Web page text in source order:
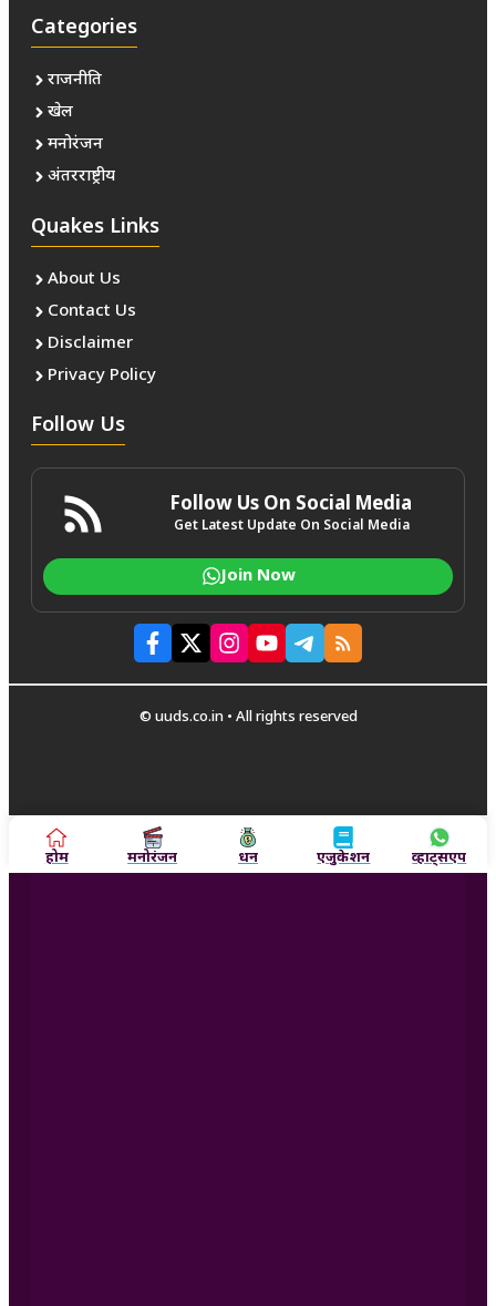
Categories
राजनीति
खेल
मनोरंजन
अंतरराष्ट्रीय
Quakes Links
About Us
Contact Us
Disclaimer
Privacy Policy
Follow Us
Follow Us On Social Media
Get Latest Update On Social Media
Join Now
© uuds.co.in • All rights reserved
होम मनोरंजन धन एजुकेशन व्हाट्सएप